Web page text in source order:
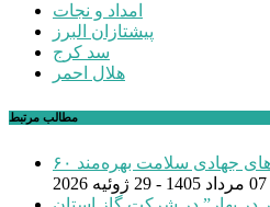
امداد و نجات
پیشتازان البرز
سد کرج
هلال احمر
مطالب مرتبط
۶۰ هزار البرزی از خدمات اردوهای جهادی سلامت بهره‌مند
07 مرداد 1405 - 29 ژوئیه 2026